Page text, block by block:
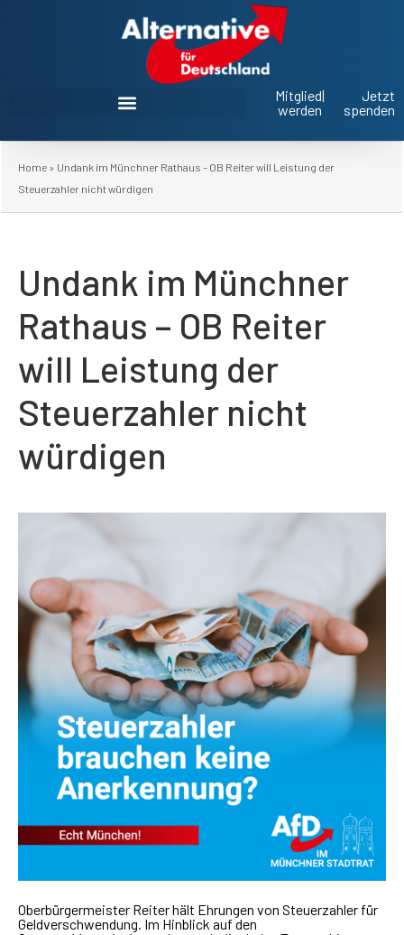
Mitglied
werden
|
Jetzt
spenden
Home » Undank im Münchner Rathaus – OB Reiter will Leistung der
Steuerzahler nicht würdigen
Undank im Münchner
Rathaus – OB Reiter
will Leistung der
Steuerzahler nicht
würdigen
Oberbürgermeister Reiter hält Ehrungen von Steuerzahler für
Geldverschwendung. Im Hinblick auf den